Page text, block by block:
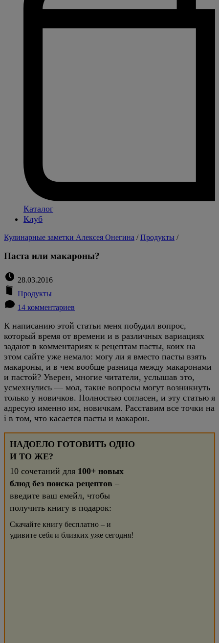
Каталог
Клуб
Кулинарные заметки Алексея Онегина /Продукты /
Паста или макароны?
28.03.2016
Продукты
14 комментариев
К написанию этой статьи меня побудил вопрос,
который время от времени и в различных вариациях
задают в комментариях к рецептам пасты, коих на
этом сайте уже немало: могу ли я вместо пасты взять
макароны, и в чем вообще разница между макаронами
и пастой? Уверен, многие читатели, услышав это,
усмехнулись — мол, такие вопросы могут возникнуть
только у новичков. Полностью согласен, и эту статью я
адресую именно им, новичкам. Расставим все точки на
i в том, что касается пасты и макарон.
НАДОЕЛО ГОТОВИТЬ ОДНО
И ТО ЖЕ?
10 сочетаний для 100+ новых
блюд без поиска рецептов –
введите ваш емейл, чтобы
получить книгу в подарок:
Скачайте книгу бесплатно – и
удивите себя и близких уже сегодня!